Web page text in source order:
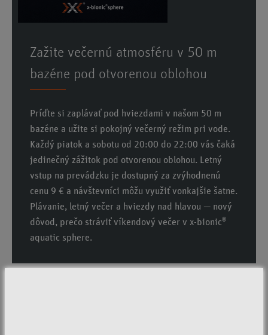
Zažite večernú atmosféru v 50 m
bazéne pod otvorenou oblohou
Príďte si zaplávať pod hviezdami v našom 50 m
bazéne a užite si pokojný večerný režim pri vode.
Každý piatok a sobotu od 20:00 do 22:00 vás čaká
jedinečný zážitok pod otvorenou oblohou. Letný
vstup na prevádzku je dostupný za zvýhodnenú
cenu 9 € a návštevníci môžu využiť vonkajšie šatne.
Plávanie, letný večer a hviezdy nad hlavou — nový
dôvod, prečo stráviť víkendový večer v x-bionic®
aquatic sphere.